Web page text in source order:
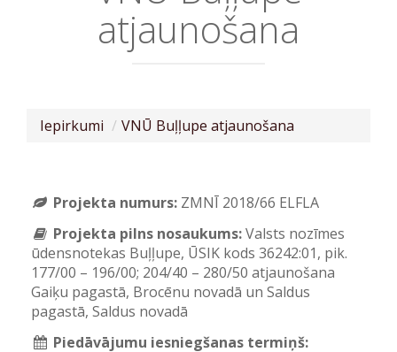
atjaunošana
Iepirkumi VNŪ Buļļupe atjaunošana
Projekta numurs: ZMNĪ 2018/66 ELFLA
Projekta pilns nosaukums:Valsts nozīmes
ūdensnotekas Buļļupe, ŪSIK kods 36242:01, pik.
177/00 – 196/00; 204/40 – 280/50 atjaunošana
Gaiķu pagastā, Brocēnu novadā un Saldus
pagastā, Saldus novadā
Piedāvājumu iesniegšanas termiņš: